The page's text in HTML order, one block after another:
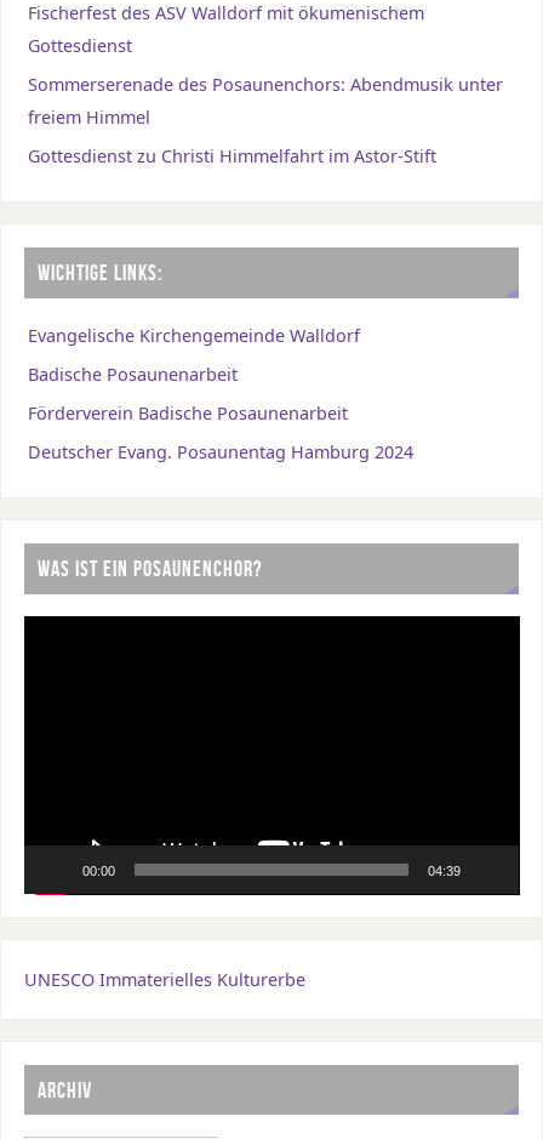
Fischerfest des ASV Walldorf mit ökumenischem
Gottesdienst
Sommerserenade des Posaunenchors: Abendmusik unter
freiem Himmel
Gottesdienst zu Christi Himmelfahrt im Astor-Stift
WICHTIGE LINKS:
Evangelische Kirchengemeinde Walldorf
Badische Posaunenarbeit
Förderverein Badische Posaunenarbeit
Deutscher Evang. Posaunentag Hamburg 2024
WAS IST EIN POSAUNENCHOR?
00:00 04:39
UNESCO Immaterielles Kulturerbe
ARCHIV